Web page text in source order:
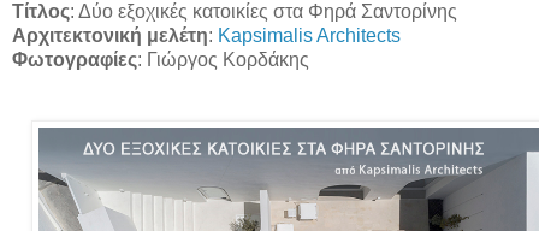
Τίτλος: Δύο εξοχικές κατοικίες στα Φηρά Σαντορίνης
Αρχιτεκτονική μελέτη: Kapsimalis Architects
Φωτογραφίες: Γιώργος Κορδάκης